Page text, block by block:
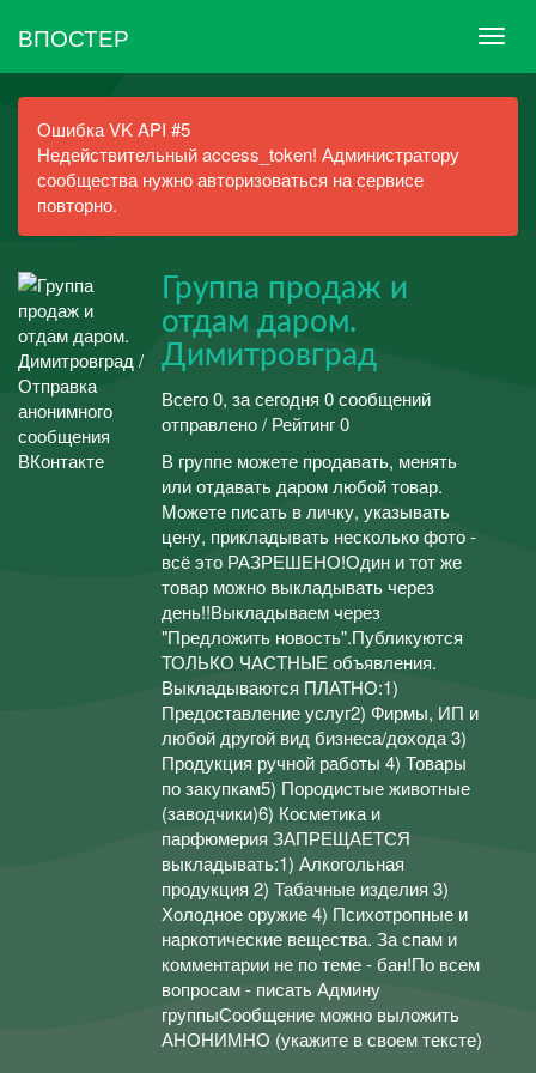
ВПОСТЕР
Ошибка VK API #5
Недействительный access_token! Администратору
сообщества нужно авторизоваться на сервисе
повторно.
Группа продаж и
отдам даром.
Димитровград
Всего 0, за сегодня 0 сообщений
отправлено / Рейтинг 0
В группе можете продавать, менять
или отдавать даром любой товар.
Можете писать в личку, указывать
цену, прикладывать несколько фото -
всё это РАЗРЕШЕНО!Один и тот же
товар можно выкладывать через
день!!Выкладываем через
"Предложить новость".Публикуются
ТОЛЬКО ЧАСТНЫЕ объявления.
Выкладываются ПЛАТНО:1)
Предоставление услуг2) Фирмы, ИП и
любой другой вид бизнеса/дохода 3)
Продукция ручной работы 4) Товары
по закупкам5) Породистые животные
(заводчики)6) Косметика и
парфюмерия ЗАПРЕЩАЕТСЯ
выкладывать:1) Алкогольная
продукция 2) Табачные изделия 3)
Холодное оружие 4) Психотропные и
наркотические вещества. За спам и
комментарии не по теме - бан!По всем
вопросам - писать Админу
группыСообщение можно выложить
АНОНИМНО (укажите в своем тексте)